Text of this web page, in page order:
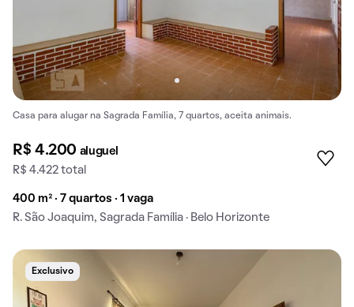
Casa para alugar na Sagrada Família, 7 quartos, aceita animais.
R$ 4.200 aluguel
R$ 4.422 total
400 m² · 7 quartos · 1 vaga
R. São Joaquim, Sagrada Família · Belo Horizonte
Exclusivo